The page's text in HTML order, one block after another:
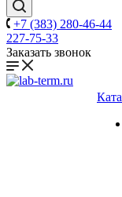
+7 (383) 280-46-44
227-75-33
Заказать звонок